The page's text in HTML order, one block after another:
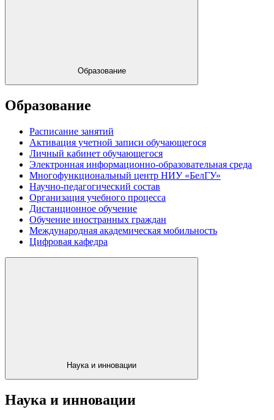
Образование
Образование
Расписание занятий
Активация учетной записи обучающегося
Личный кабинет обучающегося
Электронная информационно-образовательная среда
Многофункциональный центр НИУ «БелГУ»
Научно-педагогический состав
Организация учебного процесса
Дистанционное обучение
Обучение иностранных граждан
Международная академическая мобильность
Цифровая кафедра
Наука и инновации
Наука и инновации